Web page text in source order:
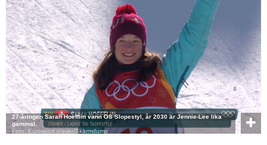
27-åringen Sarah Hoefflin vann OS Slopestyl, år 2030 är Jennie-Lee lika
gammal.
Foto: Eurosport player/Skärmdump